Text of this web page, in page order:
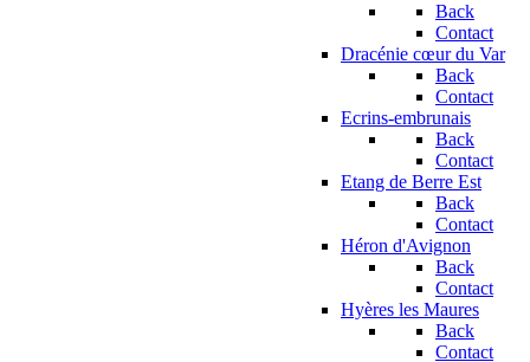
Back
Contact
Dracénie cœur du Var
Back
Contact
Ecrins-embrunais
Back
Contact
Etang de Berre Est
Back
Contact
Héron d'Avignon
Back
Contact
Hyères les Maures
Back
Contact